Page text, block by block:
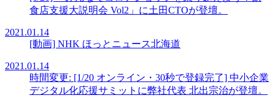
食店支援大説明会 Vol2」に土田CTOが登壇。
2021.01.14
[動画] NHK ほっとニュース北海道
2021.01.14
時間変更: [1/20 オンライン・30秒で登録完了] 中小企業
デジタル化応援サミットに弊社代表 北出宗治が登壇。